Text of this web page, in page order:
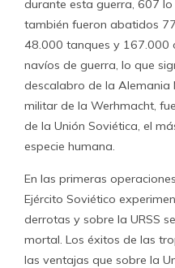
durante esta guerra, 607
también fueron abatidos
48.000 tanques y 167.000
navíos de guerra, lo que
descalabro de la Alemania
militar de la Werhmacht,
de la Unión Soviética, el
especie humana.
En las primeras
Ejército Soviético
derrotas y sobre la URSS
mortal. Los éxitos de las
las ventajas que sobre la